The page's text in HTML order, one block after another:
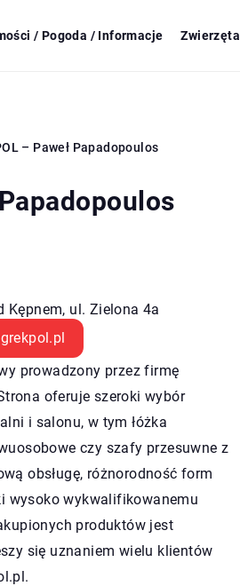
/ Pogoda / Informacje Zwierzęta
– Paweł Papadopoulos
Kępnem, ul. Zielona 4a
prowadzony przez firmę
oferuje szeroki wybór
i salonu, w tym łóżka
czy szafy przesuwne z
obsługę, różnorodność form
wysoko wykwalifikowanemu
produktów jest
się uznaniem wielu klientów